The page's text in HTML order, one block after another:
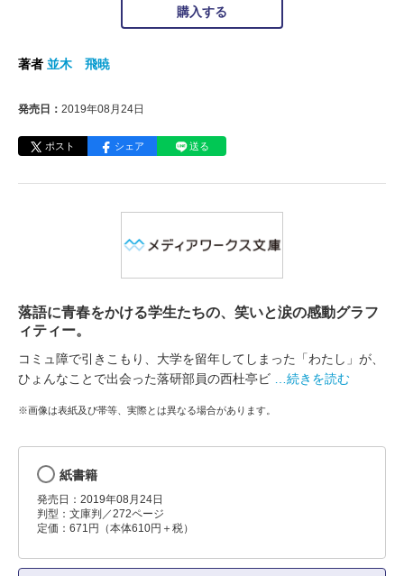
購入する
著者 並木 飛暁
発売日： 2019年08月24日
ポスト シェア 送る
落語に青春をかける学生たちの、笑いと涙の感動グラフ
ィティー。
コミュ障で引きこもり、大学を留年してしまった「わたし」が、
ひょんなことで出会った落研部員の西杜亭ビ
…続きを読む
※画像は表紙及び帯等、実際とは異なる場合があります。
紙書籍
発売日：2019年08月24日
判型：文庫判／272ページ
定価：671円（本体610円＋税）